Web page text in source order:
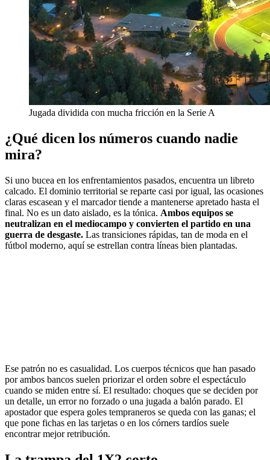
Jugada dividida con mucha fricción en la Serie A
¿Qué dicen los números cuando nadie
mira?
Si uno bucea en los enfrentamientos pasados, encuentra un libreto
calcado. El dominio territorial se reparte casi por igual, las ocasiones
claras escasean y el marcador tiende a mantenerse apretado hasta el
final. No es un dato aislado, es la tónica. Ambos equipos se
neutralizan en el mediocampo y convierten el partido en una
guerra de desgaste. Las transiciones rápidas, tan de moda en el
fútbol moderno, aquí se estrellan contra líneas bien plantadas.
Ese patrón no es casualidad. Los cuerpos técnicos que han pasado
por ambos bancos suelen priorizar el orden sobre el espectáculo
cuando se miden entre sí. El resultado: choques que se deciden por
un detalle, un error no forzado o una jugada a balón parado. El
apostador que espera goles tempraneros se queda con las ganas; el
que pone fichas en las tarjetas o en los córners tardíos suele
encontrar mejor retribución.